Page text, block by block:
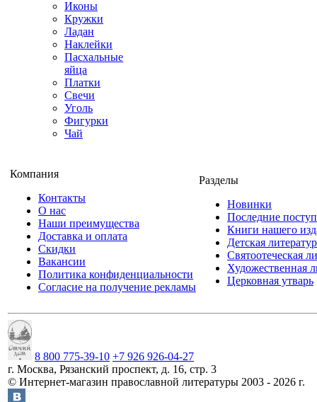
Иконы
Кружки
Ладан
Наклейки
Пасхальные
яйца
Платки
Свечи
Уголь
Фигурки
Чай
Компания
Контакты
О нас
Наши преимущества
Доставка и оплата
Скидки
Вакансии
Политика конфиденциальности
Согласие на получение рекламы
Разделы
Новинки
Последние
Книги нашего
Детская
Святоотеческая
Художественная
Церковная утварь
8 800 775-39-10 +7 926 926-04-27
г. Москва, Рязанский проспект, д. 16, стр. 3
© Интернет-магазин православной литературы 2003 - 2026 г.